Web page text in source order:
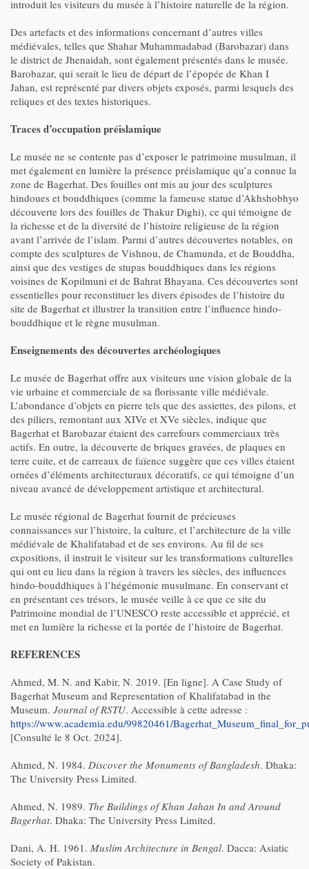
introduit les visiteurs du musée à l’histoire naturelle de la région.
Des artefacts et des informations concernant d’autres villes
médiévales, telles que Shahar Muhammadabad (Barobazar) dans
le district de Jhenaidah, sont également présentés dans le musée.
Barobazar, qui serait le lieu de départ de l’épopée de Khan I
Jahan, est représenté par divers objets exposés, parmi lesquels des
reliques et des textes historiques.
Traces d’occupation préislamique
Le musée ne se contente pas d’exposer le patrimoine musulman, il
met également en lumière la présence préislamique qu’a connue la
zone de Bagerhat. Des fouilles ont mis au jour des sculptures
hindoues et bouddhiques (comme la fameuse statue d’Akhshobhyo
découverte lors des fouilles de Thakur Dighi), ce qui témoigne de
la richesse et de la diversité de l’histoire religieuse de la région
avant l’arrivée de l’islam. Parmi d’autres découvertes notables, on
compte des sculptures de Vishnou, de Chamunda, et de Bouddha,
ainsi que des vestiges de stupas bouddhiques dans les régions
voisines de Kopilmuni et de Bahrat Bhayana. Ces découvertes sont
essentielles pour reconstituer les divers épisodes de l’histoire du
site de Bagerhat et illustrer la transition entre l’influence hindo-
bouddhique et le règne musulman.
Enseignements des découvertes archéologiques
Le musée de Bagerhat offre aux visiteurs une vision globale de la
vie urbaine et commerciale de sa florissante ville médiévale.
L’abondance d’objets en pierre tels que des assiettes, des pilons, et
des piliers, remontant aux XIVe et XVe siècles, indique que
Bagerhat et Barobazar étaient des carrefours commerciaux très
actifs. En outre, la découverte de briques gravées, de plaques en
terre cuite, et de carreaux de faïence suggère que ces villes étaient
ornées d’éléments architecturaux décoratifs, ce qui témoigne d’un
niveau avancé de développement artistique et architectural.
Le musée régional de Bagerhat fournit de précieuses
connaissances sur l’histoire, la culture, et l’architecture de la ville
médiévale de Khalifatabad et de ses environs. Au fil de ses
expositions, il instruit le visiteur sur les transformations culturelles
qui ont eu lieu dans la région à travers les siècles, des influences
hindo-bouddhiques à l’hégémonie musulmane. En conservant et
en présentant ces trésors, le musée veille à ce que ce site du
Patrimoine mondial de l’UNESCO reste accessible et apprécié, et
met en lumière la richesse et la portée de l’histoire de Bagerhat.
REFERENCES
Ahmed, M. N. and Kabir, N. 2019. [En ligne]. A Case Study of
Bagerhat Museum and Representation of Khalifatabad in the
Museum. Journal of RSTU. Accessible à cette adresse :
https://www.academia.edu/99820461/
[Consulté le 8 Oct. 2024].
Ahmed, N. 1984. Discover the Monuments of Bangladesh. Dhaka:
The University Press Limited.
Ahmed, N. 1989. The Buildings of Khan Jahan In and Around
Bagerhat. Dhaka: The University Press Limited.
Dani, A. H. 1961. Muslim Architecture in Bengal. Dacca: Asiatic
Society of Pakistan.